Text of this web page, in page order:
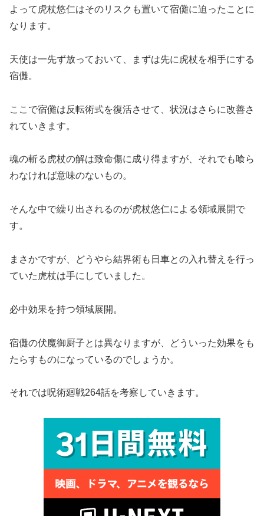
よって虎杖悠仁はそのリスクも置いて宿儺に迫ったことに
なります。
天使は一先ず放っておいて、まずは先に虎杖を相手にする
宿儺。
ここで宿儺は反転術式を復活させて、状況はさらに改善さ
れていきます。
魂の斬る虎杖の解は致命傷に成り得ますが、それでも喰ら
わなければ意味のないもの。
そんな中で繰り出されるのが虎杖悠仁による領域展開で
す。
まさかですが、どうやら結界術も日車との入れ替えを行っ
ていた虎杖は手にしていました。
必中効果を持つ領域展開。
宿儺の伏魔御厨子とは異なりますが、どういった効果をも
たらすものになっているのでしょうか。
それでは呪術廻戦264話を考察していきます。